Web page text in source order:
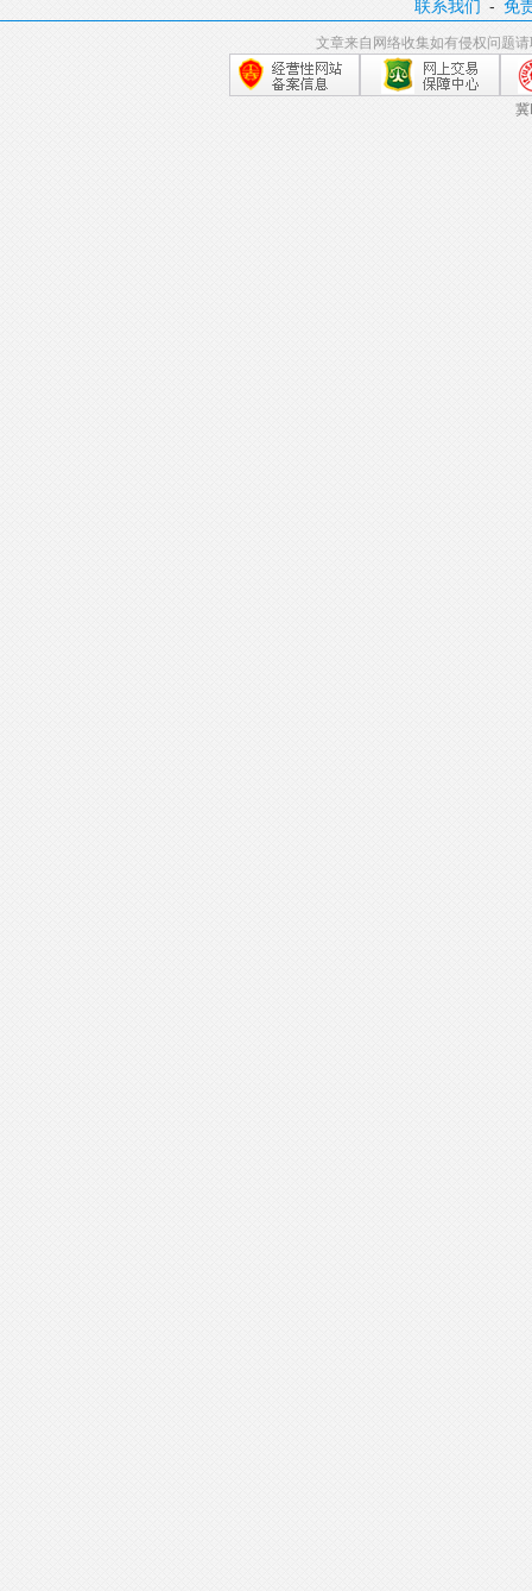
联系我们 -免
文章来自网络收集如有侵权问题